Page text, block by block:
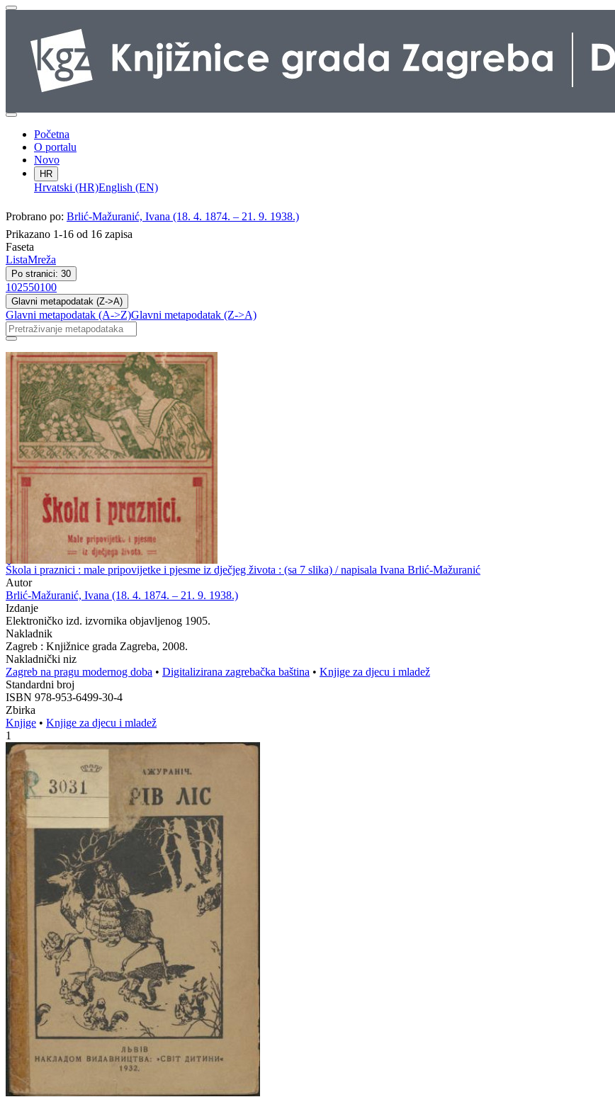
Početna
O portalu
Novo
HR
Hrvatski (HR)English (EN)
Probrano po: Brlić-Mažuranić, Ivana (18. 4. 1874. – 21. 9. 1938.)
Prikazano 1-16 od 16 zapisa
Faseta
ListaMreža
Po stranici: 30
102550100
Glavni metapodatak (Z->A)
Glavni metapodatak (A->Z)Glavni metapodatak (Z->A)
Škola i praznici : male pripovijetke i pjesme iz dječjeg života : (sa 7 slika) / napisala Ivana Brlić-Mažuranić
Autor
Brlić-Mažuranić, Ivana (18. 4. 1874. – 21. 9. 1938.)
Izdanje
Elektroničko izd. izvornika objavljenog 1905.
Nakladnik
Zagreb : Knjižnice grada Zagreba, 2008.
Nakladnički niz
Zagreb na pragu modernog doba • Digitalizirana zagrebačka baština • Knjige za djecu i mladež
Standardni broj
ISBN 978-953-6499-30-4
Zbirka
Knjige • Knjige za djecu i mladež
1